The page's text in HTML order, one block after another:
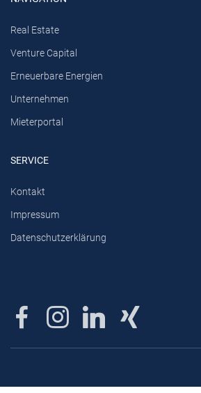
Real Estate
Venture Capital
Erneuerbare Energien
Unternehmen
Mieterportal
SERVICE
Kontakt
Impressum
Datenschutzerklärung